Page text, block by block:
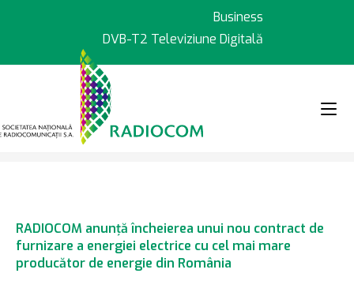
Business
DVB-T2 Televiziune Digitală
> Știri
RADIOCOM anunţă încheierea unui nou contract de
furnizare a energiei electrice cu cel mai mare
producător de energie din România